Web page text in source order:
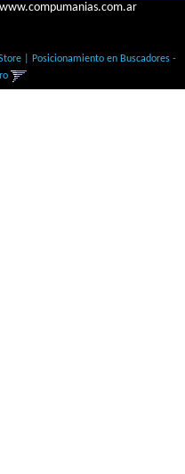
www.compumanias.com.ar
| Posicionamiento en Buscadores -